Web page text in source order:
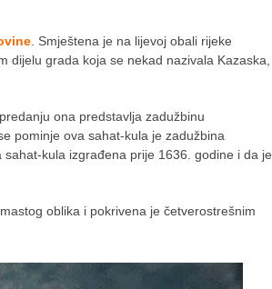
. Smještena je na lijevoj obali rijeke
dijelu grada koja se nekad nazivala Kazaska,
ona predstavlja zadužbinu
pominje ova sahat-kula je zadužbina
kula izgrađena prije 1636. godine i da je
oblika i pokrivena je četverostrešnim